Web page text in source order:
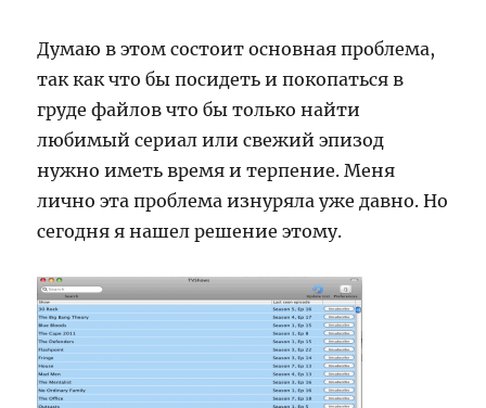
Думаю в этом состоит основная проблема,
так как что бы посидеть и покопаться в
груде файлов что бы только найти
любимый сериал или свежий эпизод
нужно иметь время и терпение. Меня
лично эта проблема изнуряла уже давно. Но
сегодня я нашел решение этому.